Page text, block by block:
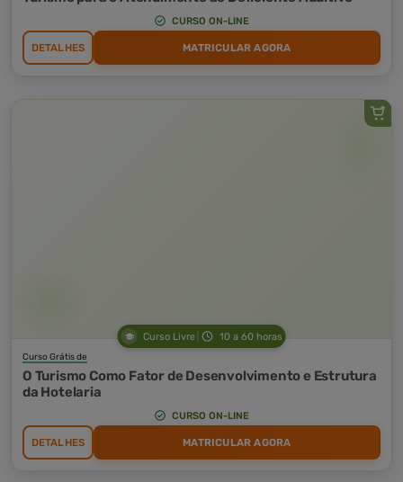
CURSO ON-LINE
DETALHES MATRICULAR AGORA
Curso Livre 10 a 60 horas
Curso Grátis de
O Turismo Como Fator de Desenvolvimento e Estrutura
da Hotelaria
CURSO ON-LINE
DETALHES MATRICULAR AGORA